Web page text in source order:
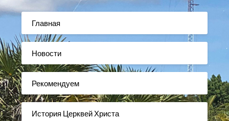
Главная
Новости
Рекомендуем
История Церквей Христа